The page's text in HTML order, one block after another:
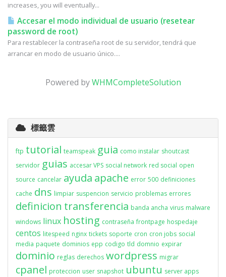
increases, you will eventually...
Accesar el modo individual de usuario (resetear
password de root)
Para restablecer la contraseña root de su servidor, tendrá que
arrancar en modo de usuario único....
Powered byWHMCompleteSolution
標籤雲
ftp tutorial teamspeak guia como instalar shoutcast
servidor guias accesar VPS social network red social open
source cancelar ayuda apache error 500 definiciones
cache dns limpiar suspencion servicio problemas errores
definicion transferencia banda ancha virus malware
windows linux hosting contraseña frontpage hospedaje
centos litespeed nginx tickets soporte cron cron jobs social
media paquete dominios epp codigo tld domnio expirar
dominio reglas derechos wordpress migrar
cpanel proteccion user snapshot ubuntu server apps